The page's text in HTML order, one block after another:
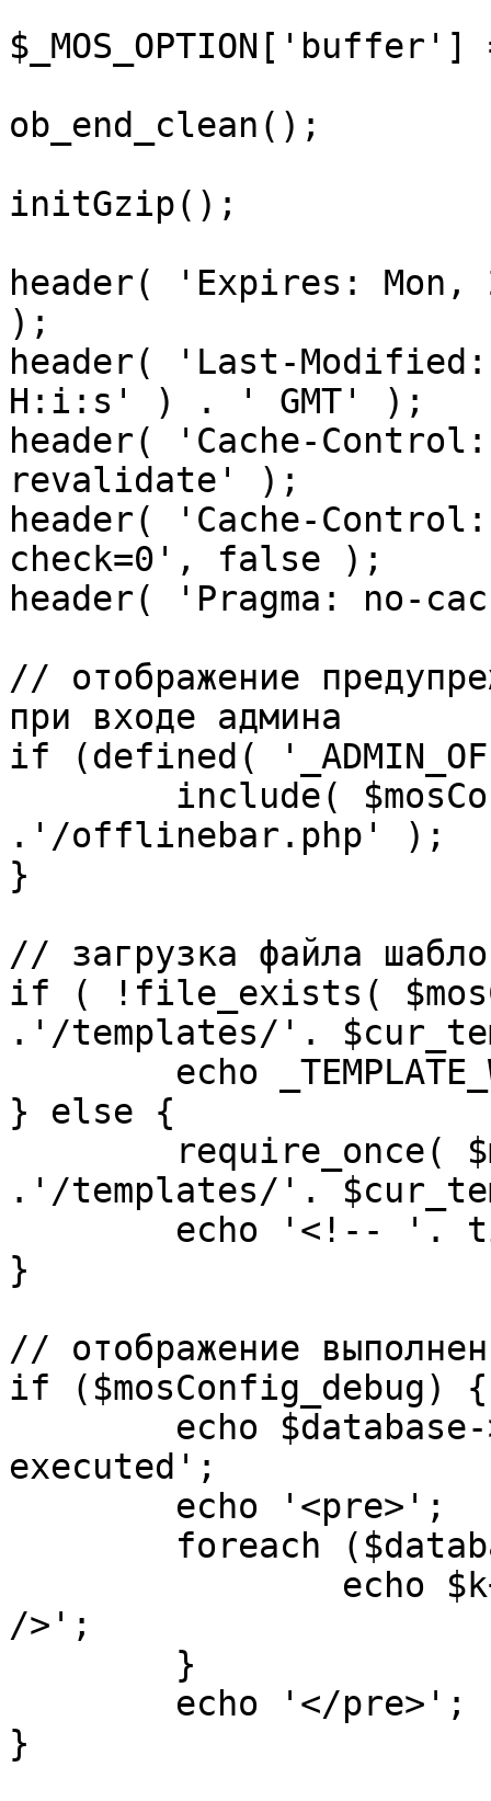
ob_end_clean();
initGzip();
header( 'Expires: Mon,
);
header( 'Last-
H:i:s' ) . ' GMT' );
header( 'Cache-
revalidate' );
header( 'Cache-
check=0', false );
header( 'Pragma: no-
// отображение
при входе админа
if (defined(
.'/offlinebar.php' );
}
// загрузка файла
if ( !file_exists(
.'/templates/'.
} else {
.'/templates/'.
}
// отображение
if ($mosConfig_debug) {
executed';
/>';
}